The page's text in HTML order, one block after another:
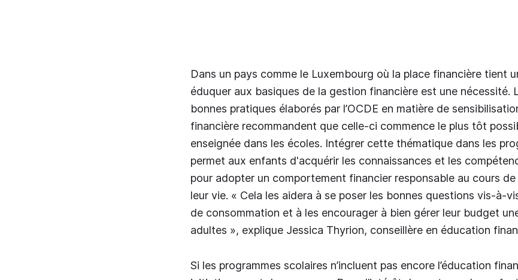
Dans un pays comme le Luxembourg où la place financière tient
éduquer aux basiques de la gestion financière est une nécessité.
bonnes pratiques élaborés par l’OCDE en matière de
financière recommandent que celle-ci commence le plus tôt
enseignée dans les écoles. Intégrer cette thématique dans les
permet aux enfants d'acquérir les connaissances et les
pour adopter un comportement financier responsable au cours
leur vie. « Cela les aidera à se poser les bonnes questions vis-à-
de consommation et à les encourager à bien gérer leur budget
adultes », explique Jessica Thyrion, conseillère en éducation
Si les programmes scolaires n’incluent pas encore l’éducation